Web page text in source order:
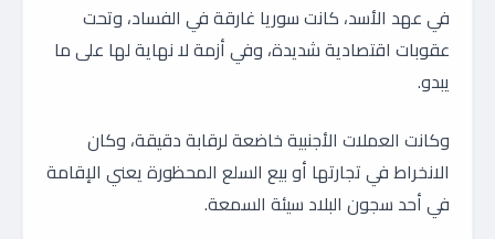
في عهد الأسد، كانت سوريا غارقة في الفساد، وتحت
عقوبات اقتصادية شديدة، وفي أزمة لا نهاية لها على ما
يبدو.
وكانت العملات الأجنبية خاضعة لرقابة دقيقة، وكان
الانخراط في تجارتها أو بيع السلع المحظورة يعني الإقامة
في أحد سجون البلاد سيئة السمعة.